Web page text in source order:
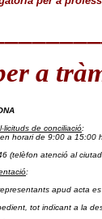
a
de conciliació:
, en horari de 9:00 a 15:00
(telèfon atenció al
:
apud acta
tot indicant a la